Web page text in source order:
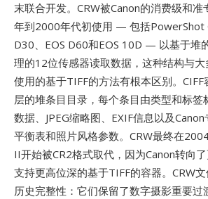
末联合开发。CRW被Canon的消费级和
年到2000年代初使用 — 包括PowerShot
D30、EOS D60和EOS 10D — 以基于堆
理的12位传感器读取数据，这种结构与
使用的基于TIFF的方法有根本区别。
层的堆条目目录，每个条目由类型和标签
数据、JPEG缩略图、EXIF信息以及
平衡表和照片风格参数。CRW最终在
II开始被CR2格式取代，因为Canon转向
支持更高位深的基于TIFF的容器。CRW
历史完整性：它们保留了数字摄影重要过